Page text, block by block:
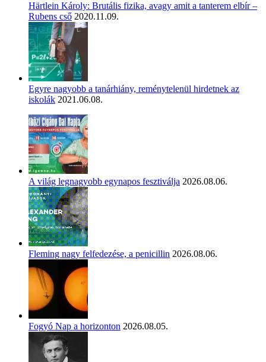
Härtlein Károly: Brutális fizika, avagy amit a tanterem elbír –
Rubens cső 2020.11.09.
Egyre nagyobb a tanárhiány, reménytelenül hirdetnek az
iskolák 2021.06.08.
A világ legnagyobb egynapos fesztiválja 2026.08.06.
Fleming nagy felfedezése, a penicillin 2026.08.06.
Fogyó Nap a horizonton 2026.08.05.